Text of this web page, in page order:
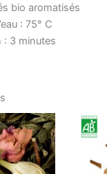
bio aromatisés
: 75° C
: 3 minutes